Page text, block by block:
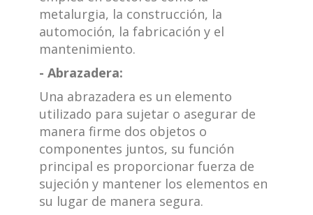
metalurgia, la construcción, la
automoción, la fabricación y el
mantenimiento.
- Abrazadera:
Una abrazadera es un elemento
utilizado para sujetar o asegurar de
manera firme dos objetos o
componentes juntos, su función
principal es proporcionar fuerza de
sujeción y mantener los elementos en
su lugar de manera segura.